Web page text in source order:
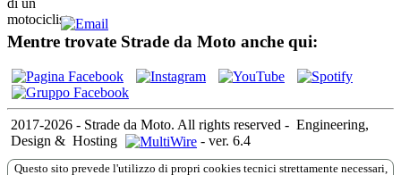
Mentre trovate Strade da Moto anche qui:
2017-2026 - Strade da Moto. All rights reserved - Engineering,
Design & Hosting - ver. 6.4
Questo sito prevede l'utilizzo di propri cookies tecnici strettamente necessari,